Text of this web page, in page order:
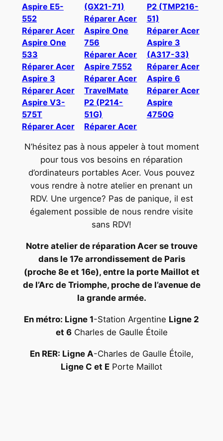
Aspire E5-
552
Réparer Acer
Aspire One
533
Réparer Acer
Aspire 3
Réparer Acer
Aspire V3-
575T
Réparer Acer
(GX21-71)
Réparer Acer
Aspire One
756
Réparer Acer
Aspire 7552
Réparer Acer
TravelMate
P2 (P214-
51G)
Réparer Acer
P2 (TMP216-
51)
Réparer Acer
Aspire 3
(A317-33)
Réparer Acer
Aspire 6
Réparer Acer
Aspire
4750G
N’hésitez pas à nous appeler à tout moment
pour tous vos besoins en réparation
d’ordinateurs portables Acer. Vous pouvez
vous rendre à notre atelier en prenant un
RDV. Une urgence? Pas de panique, il est
également possible de nous rendre visite
sans RDV!
Notre atelier de réparation Acer se trouve
dans le 17e arrondissement de Paris
(proche 8e et 16e), entre la porte Maillot et
de l’Arc de Triomphe, proche de l’avenue de
la grande armée.
En métro: Ligne 1-Station Argentine Ligne 2
et 6Charles de Gaulle Étoile
En RER: Ligne A-Charles de Gaulle Étoile,
Ligne C et E Porte Maillot